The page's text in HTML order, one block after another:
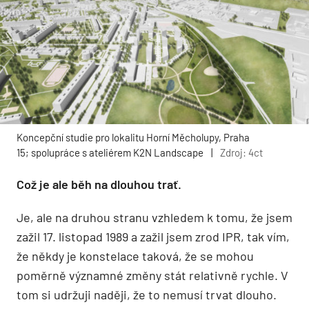
Koncepční studie pro lokalitu Horní Měcholupy, Praha
15; spolupráce s ateliérem K2N Landscape
| Zdroj: 4ct
Což je ale běh na dlouhou trať.
Je, ale na druhou stranu vzhledem k tomu, že jsem
zažil 17. listopad 1989 a zažil jsem zrod IPR, tak vím,
že někdy je konstelace taková, že se mohou
poměrně významné změny stát relativně rychle. V
tom si udržuji naději, že to nemusí trvat dlouho.